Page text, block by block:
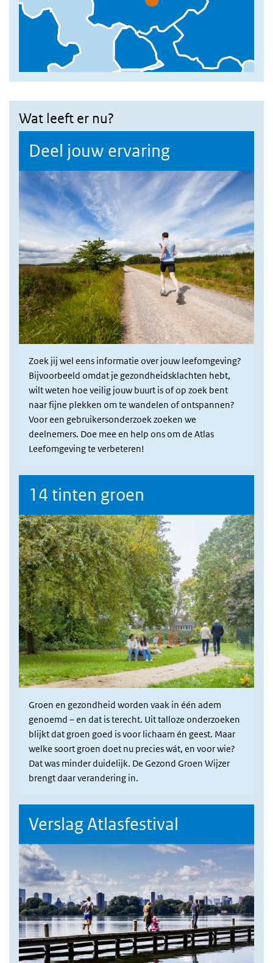
Wat leeft er nu?
Deel jouw ervaring
Zoek jij wel eens informatie over jouw leefomgeving?
Bijvoorbeeld omdat je gezondheidsklachten hebt,
wilt weten hoe veilig jouw buurt is of op zoek bent
naar fijne plekken om te wandelen of ontspannen?
Voor een gebruikersonderzoek zoeken we
deelnemers. Doe mee en help ons om de Atlas
Leefomgeving te verbeteren!
14 tinten groen
Groen en gezondheid worden vaak in één adem
genoemd – en dat is terecht. Uit talloze onderzoeken
blijkt dat groen goed is voor lichaam én geest. Maar
welke soort groen doet nu precies wát, en voor wie?
Dat was minder duidelijk. De Gezond Groen Wijzer
brengt daar verandering in.
Verslag Atlasfestival